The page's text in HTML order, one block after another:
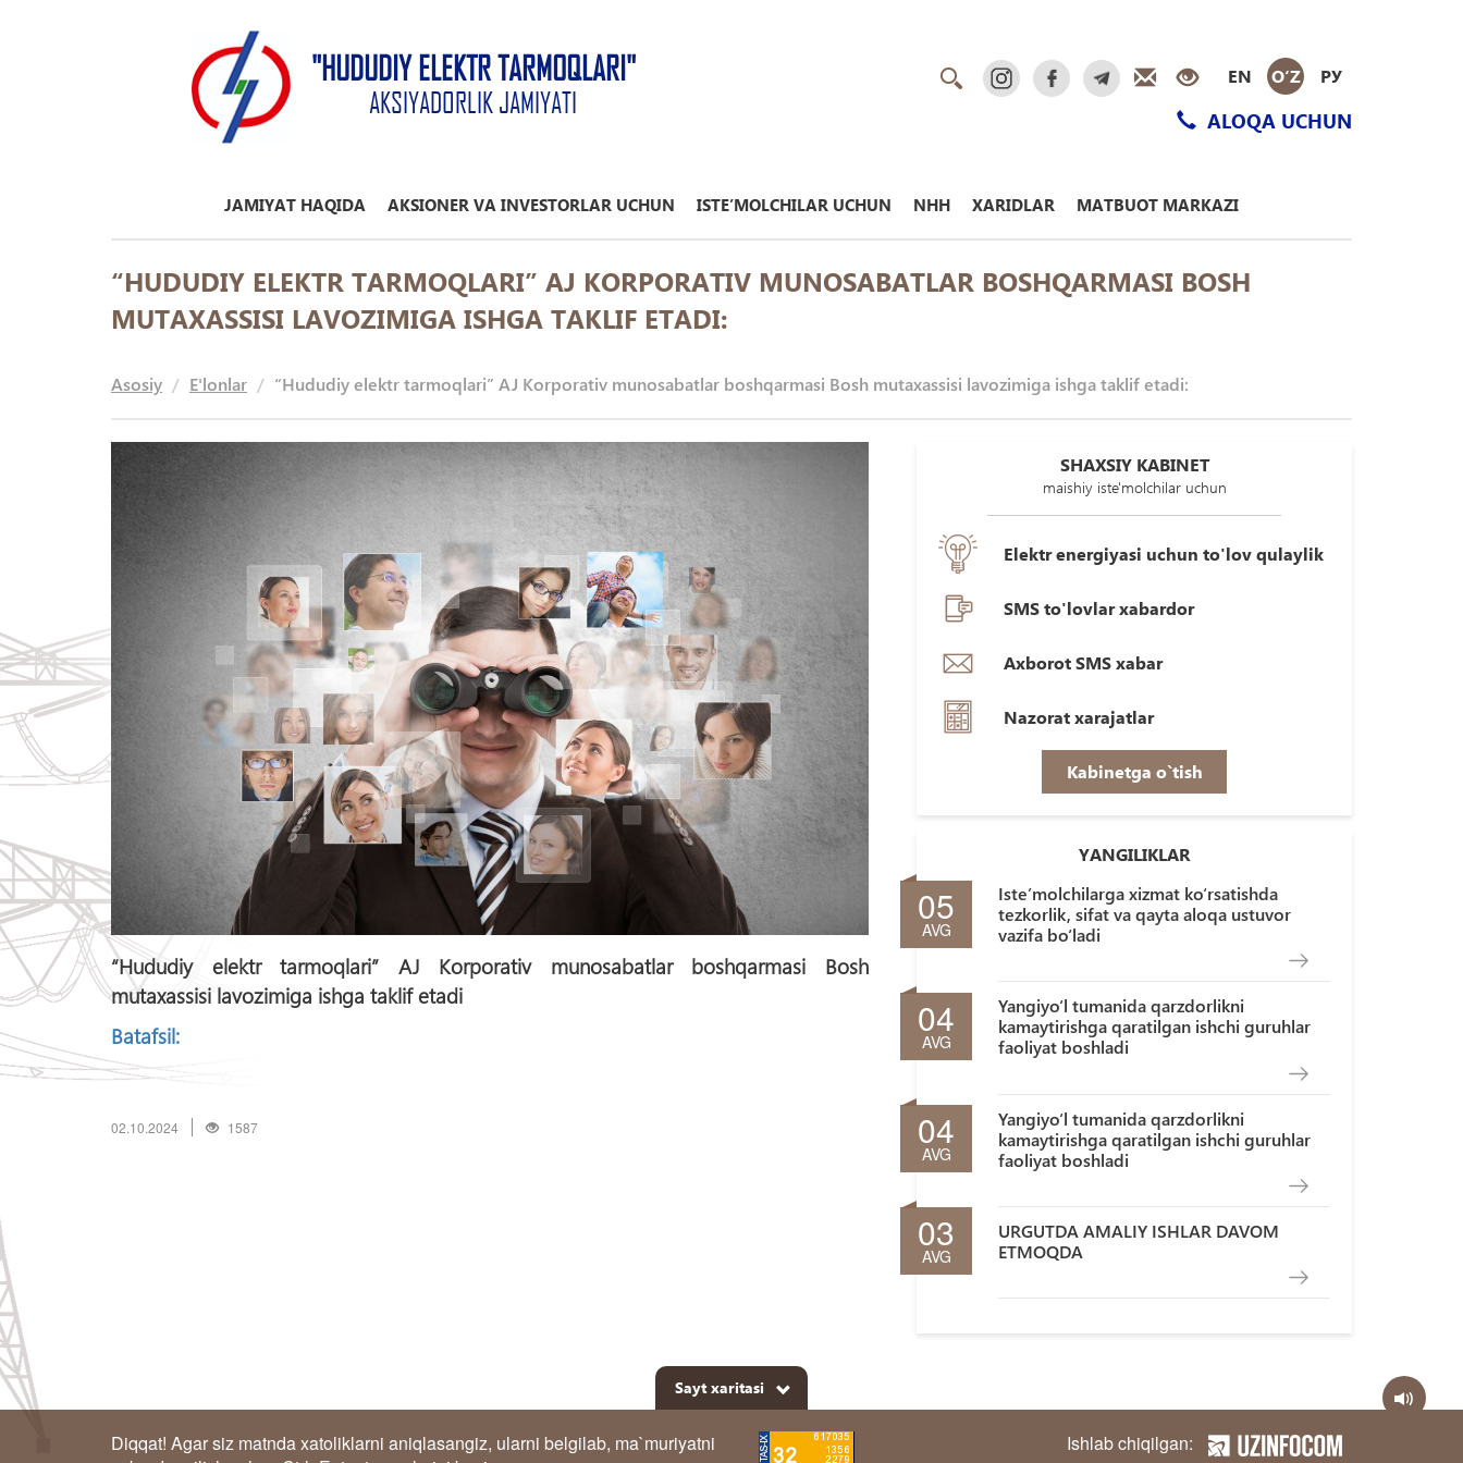
"HUDUDIY ELEKTR TARMOQLARI"
AKSIYADORLIK JAMIYATI
EN O‘Z РУ
ALOQA UCHUN
JAMIYAT HAQIDA AKSIONER VA INVESTORLAR UCHUN ISTE’MOLCHILAR UCHUN NHH XARIDLAR MATBUOT MARKAZI
“HUDUDIY ELEKTR TARMOQLARI” AJ KORPORATIV MUNOSABATLAR BOSHQARMASI BOSH
MUTAXASSISI LAVOZIMIGA ISHGA TAKLIF ETADI:
Asosiy E'lonlar “Hududiy elektr tarmoqlari” AJ Korporativ munosabatlar boshqarmasi Bosh mutaxassisi lavozimiga ishga taklif etadi:
“Hududiy elektr tarmoqlari” AJ Korporativ munosabatlar boshqarmasi Bosh
mutaxassisi lavozimiga ishga taklif etadi
Batafsil:
02.10.2024 1587
SHAXSIY KABINET
maishiy iste'molchilar uchun
Elektr energiyasi uchun to'lov qulaylik
SMS to'lovlar xabardor
Axborot SMS xabar
Nazorat xarajatlar
Kabinetga o`tish
YANGILIKLAR
05
AVG
Iste’molchilarga xizmat ko‘rsatishda
tezkorlik, sifat va qayta aloqa ustuvor
vazifa bo‘ladi
04
AVG
Yangiyo‘l tumanida qarzdorlikni
kamaytirishga qaratilgan ishchi guruhlar
faoliyat boshladi
04
AVG
Yangiyo‘l tumanida qarzdorlikni
kamaytirishga qaratilgan ishchi guruhlar
faoliyat boshladi
03
AVG
URGUTDA AMALIY ISHLAR DAVOM
ETMOQDA
Sayt xaritasi
Diqqat! Agar siz matnda xatoliklarni aniqlasangiz, ularni belgilab, ma`muriyatni
Ishlab chiqilgan: